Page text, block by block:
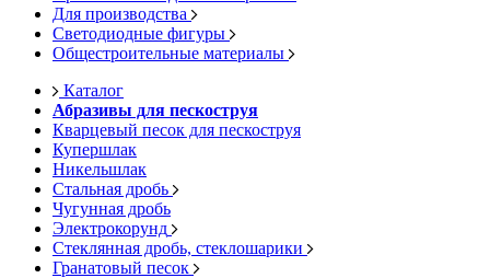
Для производства
Светодиодные фигуры
Общестроительные материалы
Каталог
Абразивы для пескоструя
Кварцевый песок для пескоструя
Купершлак
Никельшлак
Стальная дробь
Чугунная дробь
Электрокорунд
Стеклянная дробь, стеклошарики
Гранатовый песок